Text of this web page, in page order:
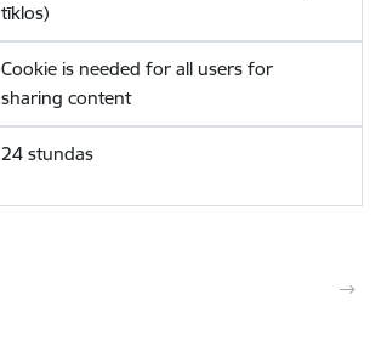
tīklos)
Cookie is needed for all users for
sharing content
24 stundas